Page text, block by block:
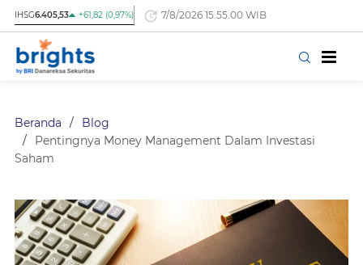
IHSG6.405,53 +61,82 (0,97%) 7/8/2026 15.55.00 WIB
Beranda /
Blog
/
Pentingnya Money Management Dalam Investasi
Saham